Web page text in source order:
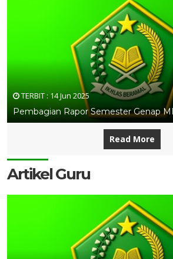
TERBIT : 14 Jun 2025
Pembagian Rapor Semester Genap
Read More
Artikel Guru